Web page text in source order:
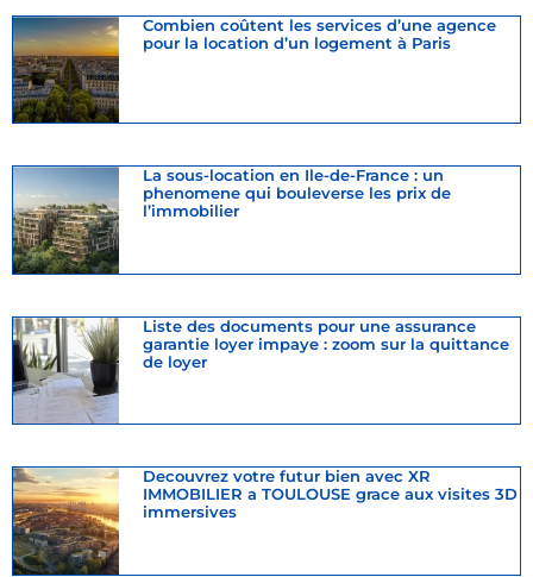
Combien coûtent les services d’une agence
pour la location d’un logement à Paris
La sous-location en Ile-de-France : un
phenomene qui bouleverse les prix de
l’immobilier
Liste des documents pour une assurance
garantie loyer impaye : zoom sur la quittance
de loyer
Decouvrez votre futur bien avec XR
IMMOBILIER a TOULOUSE grace aux visites 3D
immersives